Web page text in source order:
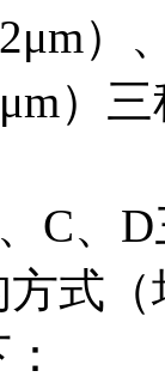
）
）
C、
式